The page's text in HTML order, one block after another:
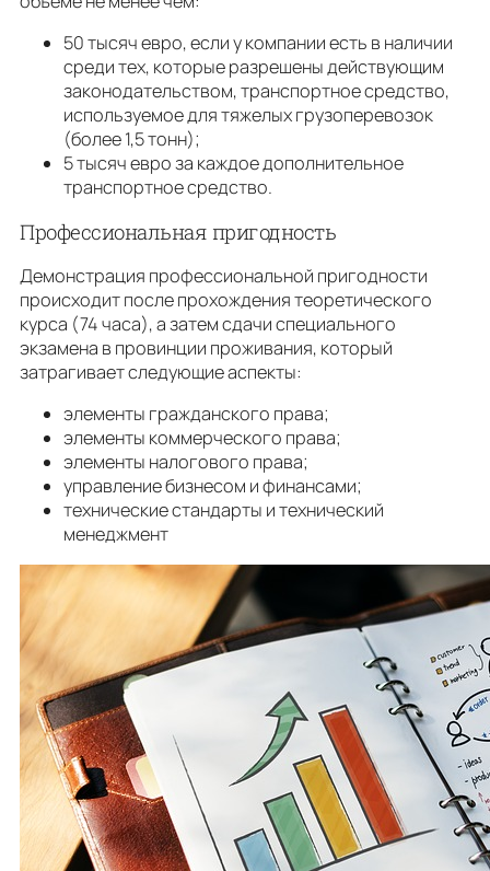
50 тысяч евро, если у компании есть в наличии
среди тех, которые разрешены действующим
законодательством, транспортное средство,
используемое для тяжелых грузоперевозок
(более 1,5 тонн);
5 тысяч евро за каждое дополнительное
транспортное средство.
Профессиональная пригодность
Демонстрация профессиональной пригодности
происходит после прохождения теоретического
курса (74 часа), a затем сдачи специального
экзамена в провинции проживания, который
затрагивает следующие аспекты:
элементы гражданского права;
элементы коммерческого права;
элементы налогового права;
управление бизнесом и финансами;
технические стандарты и технический
менеджмент